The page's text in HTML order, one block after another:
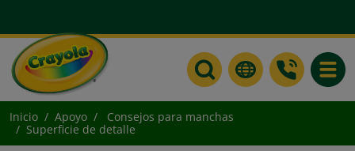
Inicio Apoyo
Consejos para manchas
Superficie de detalle